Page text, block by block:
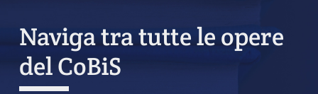
Naviga tra tutte le opere
del CoBiS